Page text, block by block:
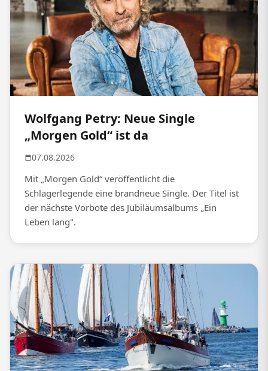
Wolfgang Petry: Neue Single
„Morgen Gold“ ist da
07.08.2026
Mit „Morgen Gold“ veröffentlicht die
Schlagerlegende eine brandneue Single. Der Titel ist
der nächste Vorbote des Jubiläumsalbums „Ein
Leben lang".